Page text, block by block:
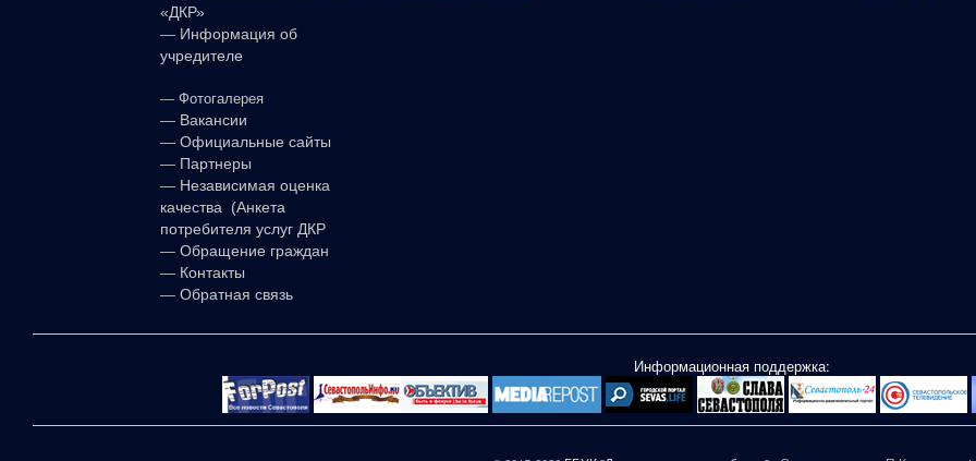
«ДКР»
— Информация об
учредителе
— Фотогалерея
— Вакансии
— Официальные сайты
— Партнеры
— Независимая оценка
качества (Анкета
потребителя услуг ДКР
— Обращение граждан
— Контакты
— Обратная связь
Информационная поддержка: